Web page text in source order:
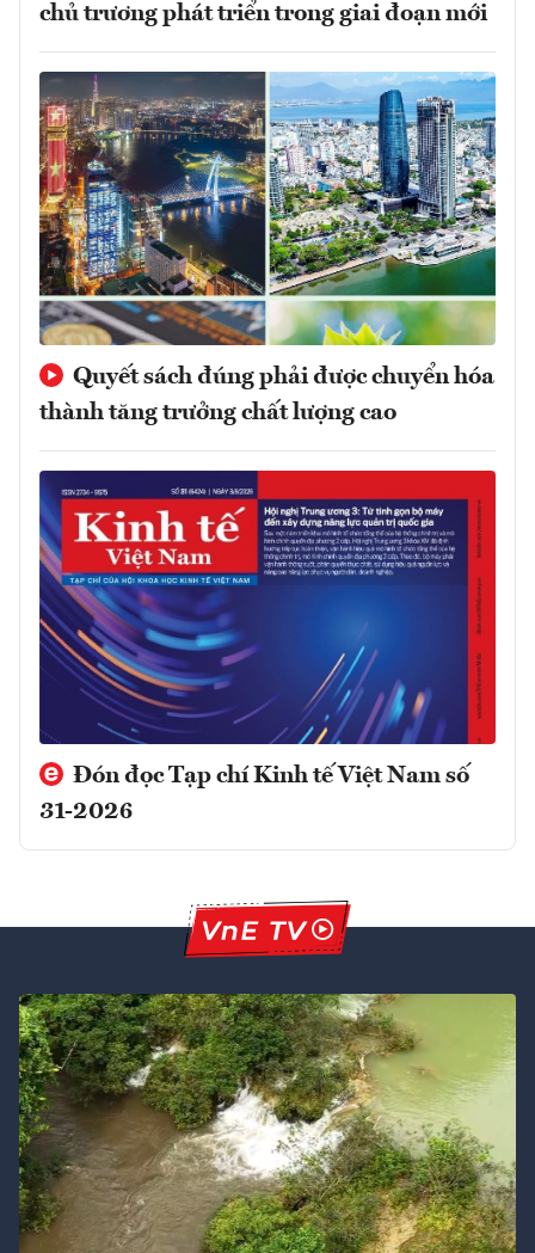
chủ trương phát triển trong giai đoạn mới
Quyết sách đúng phải được chuyển hóa
thành tăng trưởng chất lượng cao
Đón đọc Tạp chí Kinh tế Việt Nam số
31-2026